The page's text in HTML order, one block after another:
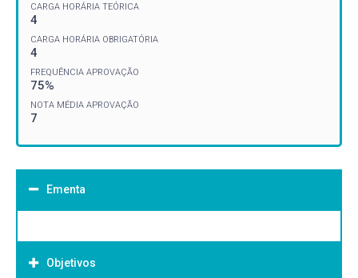
CARGA HORÁRIA TEÓRICA
4
CARGA HORÁRIA OBRIGATÓRIA
4
FREQUÊNCIA APROVAÇÃO
75%
NOTA MÉDIA APROVAÇÃO
7
Ementa
Objetivos